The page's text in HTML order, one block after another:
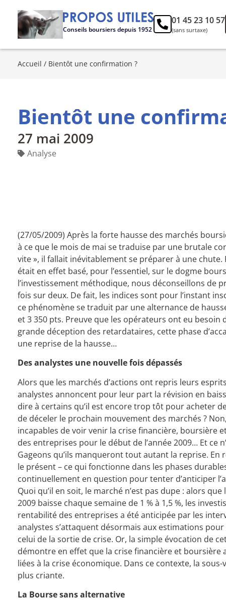
Conseils boursiers depuis 1952
01 45 23 10 57
(sans surtaxe)
Accueil / Bientôt une confirmation ?
Bientôt une
27 mai 2009
Analyse
(27/05/2009) Après la forte hausse des marchés
à ce que le mois de mai se traduise par une brutale
vite », il fallait inévitablement se préparer à une
était en effet basé, pour l’essentiel, sur le dogme
l’investissement méthodique, nous déconseillons de
fois sur deux. De fait, les indices sont pour l’instant
ce phénomène se traduit par une alternance de
et 3 350 pts. Preuve que les opérateurs ont eu
grande déception des retardataires, cette phase
une reprise de la hausse…
Des analystes une nouvelle fois dépassés
Alors que les marchés d’actions ont repris leurs
analystes annoncent pour leur part la révision en
dire à certains qu’il est encore trop tôt pour acheter
de déceler le prochain mouvement des marchés ?
incapables de voir venir la crise financière, boursière
des entreprises pour le début de l’année 2009… Et ce
Gageons qu’ils manqueront tout autant la reprise.
le présent – ce qui fonctionne dans les phases
continuellement en question pour tenter d’anticiper
Quoi qu’il en soit, le marché n’est pas dupe : alors
2009 baisse chaque semaine de 1 % à 1,5 %, les
rentabilité des entreprises a été anticipée par les
analystes s’attaquent désormais aux estimations
celui de la sortie de crise. Or, la simple évocation de
démontre en effet que la crise financière et boursière
liées à la crise économique. Dans ce contexte, la
plus criante.
La Bourse sans alternative